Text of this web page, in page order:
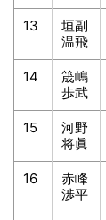
13
垣副
温飛
14
筬嶋
歩武
15
河野
将眞
16
赤峰
渉平